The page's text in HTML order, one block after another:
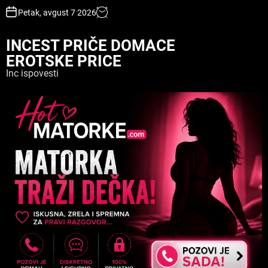
Petak, avgust 7 2026
INCEST PRIČE DOMACE
EROTSKE PRICE
Inc ispovesti